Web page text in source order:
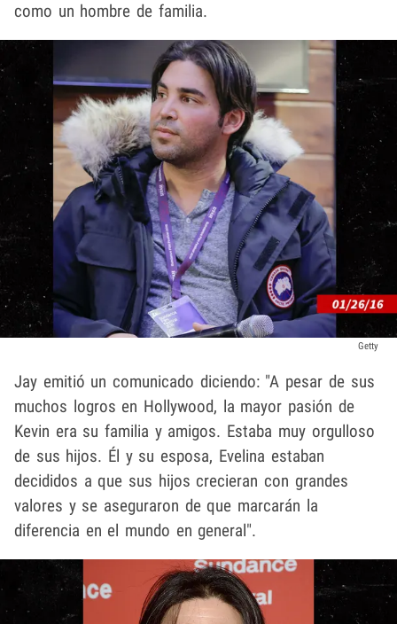
como un hombre de familia.
Getty
Jay emitió un comunicado diciendo: "A pesar de sus
muchos logros en Hollywood, la mayor pasión de
Kevin era su familia y amigos. Estaba muy orgulloso
de sus hijos. Él y su esposa, Evelina estaban
decididos a que sus hijos crecieran con grandes
valores y se aseguraron de que marcarán la
diferencia en el mundo en general".